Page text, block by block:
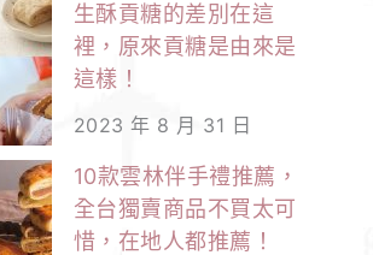
生酥貢糖的差別在這
裡，原來貢糖是由來是
這樣！
2023 年 8 月 31 日
10款雲林伴手禮推薦，
全台獨賣商品不買太可
惜，在地人都推薦！